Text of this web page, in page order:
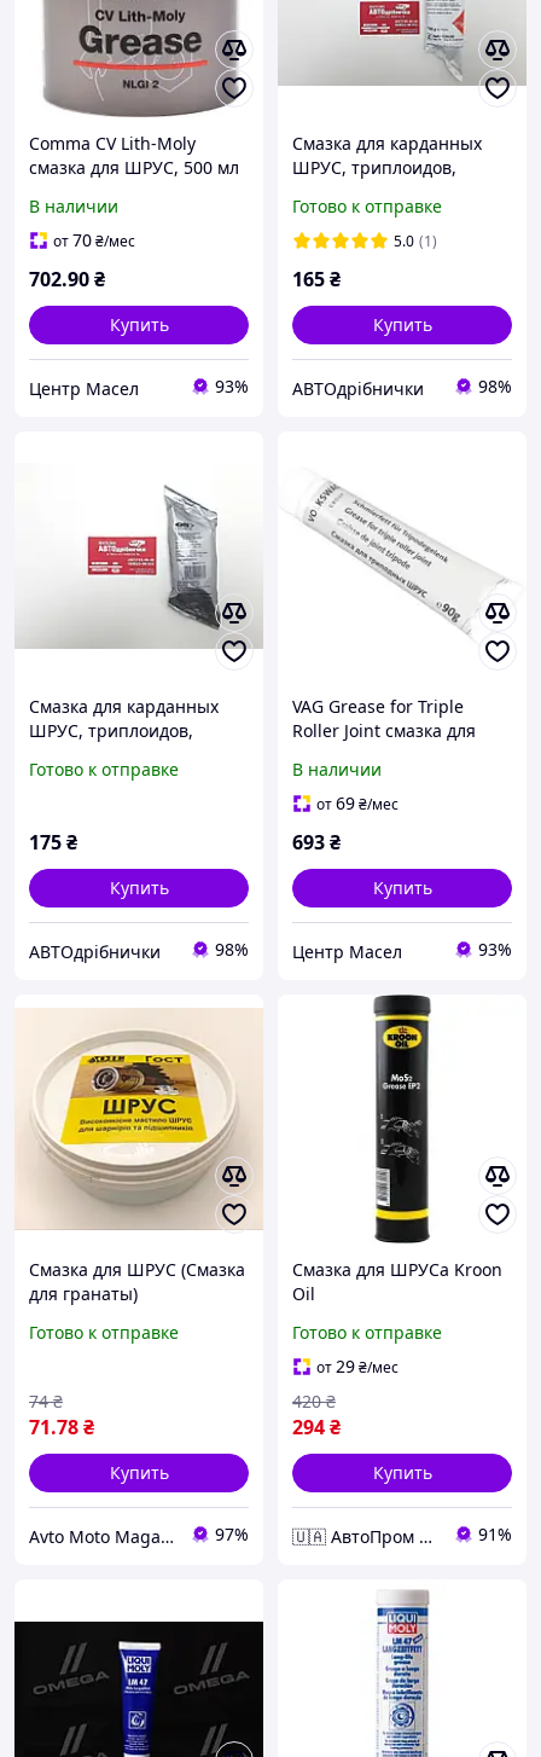
Comma CV Lith-Moly
смазка для ШРУС, 500 мл
В наличии
от70₴/мес
702.90₴
Купить
Центр Масел 93%
Смазка для карданных
ШРУС, триплоидов,
Готово к отправке
5.0 (1)
165₴
Купить
АВТОдрібнички 98%
Смазка для карданных
ШРУС, триплоидов,
Готово к отправке
175₴
Купить
АВТОдрібнички 98%
VAG Grease for Triple
Roller Joint смазка для
(G052186A2)
В наличии
от69₴/мес
693₴
Купить
Центр Масел 93%
Смазка для ШРУС (Смазка
для гранаты)
Готово к отправке
71.78₴
74 ₴
Купить
Avto Moto Magaz(Авто Мото товари) 97%
Смазка для ШРУСа Kroon
Oil
Готово к отправке
от29₴/мес
294₴
420 ₴
Купить
🇺🇦 АвтоПром 🇺🇦 91%